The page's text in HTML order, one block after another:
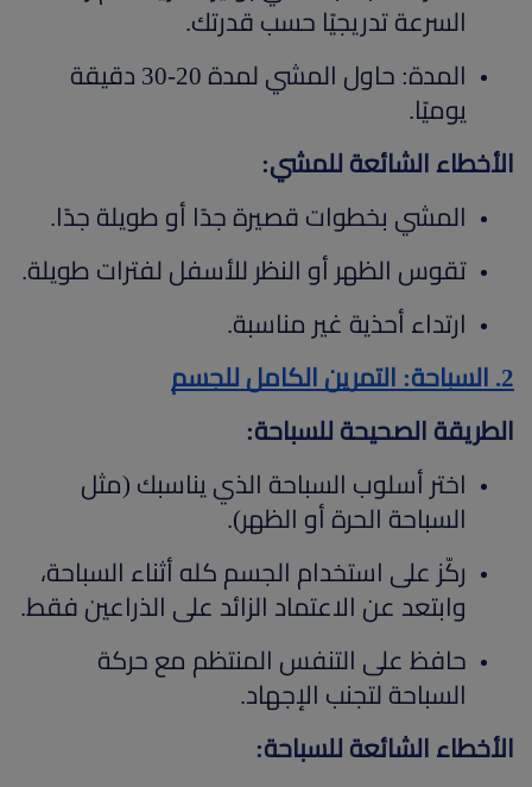
السرعة تدريجيًا حسب قدرتك.
المدة: حاول المشي لمدة 20-30 دقيقة
يوميًا.
الأخطاء الشائعة للمشي:
المشي بخطوات قصيرة جدًا أو طويلة جدًا.
تقوس الظهر أو النظر للأسفل لفترات طويلة.
ارتداء أحذية غير مناسبة.
2. السباحة: التمرين الكامل للجسم
الطريقة الصحيحة للسباحة:
اختر أسلوب السباحة الذي يناسبك (مثل
السباحة الحرة أو الظهر).
ركّز على استخدام الجسم كله أثناء السباحة،
وابتعد عن الاعتماد الزائد على الذراعين فقط.
حافظ على التنفس المنتظم مع حركة
السباحة لتجنب الإجهاد.
الأخطاء الشائعة للسباحة: